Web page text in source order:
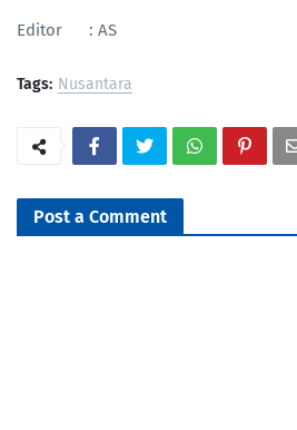
Editor : AS
Tags: Nusantara
Post a Comment